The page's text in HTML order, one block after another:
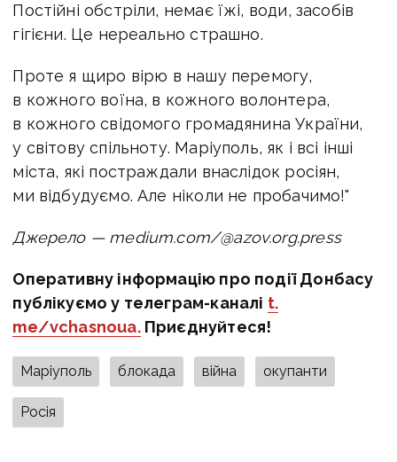
Постійні обстріли, немає їжі, води, засобів
гігієни. Це нереально страшно.
Проте я щиро вірю в нашу перемогу,
в кожного воїна, в кожного волонтера,
в кожного свідомого громадянина України,
у світову спільноту. Маріуполь, як і всі інші
міста, які постраждали внаслідок росіян,
ми відбудуємо. Але ніколи не пробачимо!"
Джерело — medium.com/@azov.org.press
Оперативну інформацію про події Донбасу
публікуємо у телеграм-каналі t.
me/vchasnoua.Приєднуйтеся!
Маріуполь блокада війна окупанти
Росія